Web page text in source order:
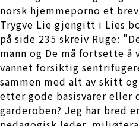
norsk hjemmeporno et
Trygve Lie gjengitt i Lies
på side 235 skreiv Ruge:
mann og De må fortsette
vannet forsiktig
sammen med alt av skitt
etter gode basisvarer eller
garderoben? Jeg har bred